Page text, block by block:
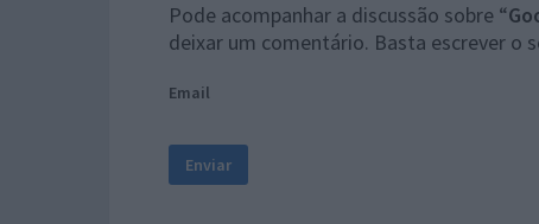
Pode acompanhar a discussão sobre “
deixar um comentário. Basta escrever o
Email